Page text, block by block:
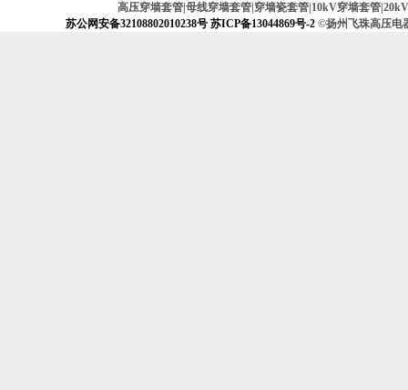
高压穿墙套管|母线穿墙套管|穿墙瓷套管|10kV穿墙套管
苏公网安备32108802010238号 苏ICP备13044869号-2 ©扬州飞珠高压电